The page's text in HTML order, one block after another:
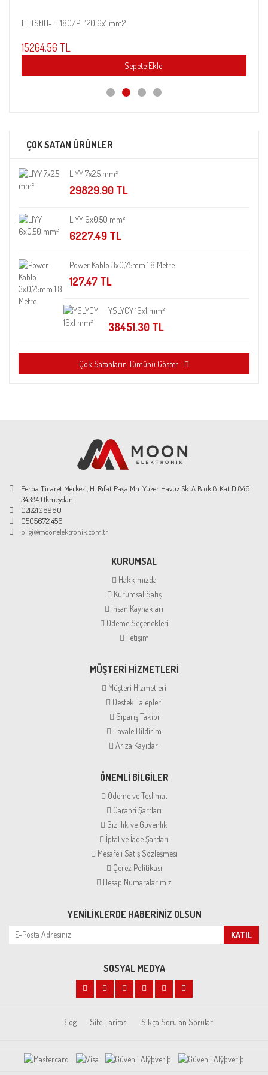
LIH(St)H-FE180/PH120 6x1 mm2
15264.56 TL
Sepete Ekle
ÇOK SATAN ÜRÜNLER
LIYY 7x2.5 mm²
29829.90 TL
LIYY 6x0.50 mm²
6227.49 TL
Power Kablo 3x0,75mm 1.8 Metre
127.47 TL
YSLYCY 16x1 mm²
38451.30 TL
Çok Satanların Tümünü Göster
Perpa Ticaret Merkezi, H. Rıfat Paşa Mh. Yüzer Havuz Sk. A Blok 8. Kat D:846
34384 Okmeydanı
02122106960
05056721456
bilgi@moonelektronik.com.tr
KURUMSAL
Hakkımızda
Kurumsal Satış
İnsan Kaynakları
Ödeme Seçenekleri
İletişim
MÜŞTERİ HİZMETLERİ
Müşteri Hizmetleri
Destek Talepleri
Sipariş Takibi
Havale Bildirim
Arıza Kayıtları
ÖNEMLİ BİLGİLER
Ödeme ve Teslimat
Garanti Şartları
Gizlilik ve Güvenlik
İptal ve İade Şartları
Mesafeli Satış Sözleşmesi
Çerez Politikası
Hesap Numaralarımız
YENILIKLERDE HABERINIZ OLSUN
KATIL
SOSYAL MEDYA
Blog Site Haritası Sıkça Sorulan Sorular